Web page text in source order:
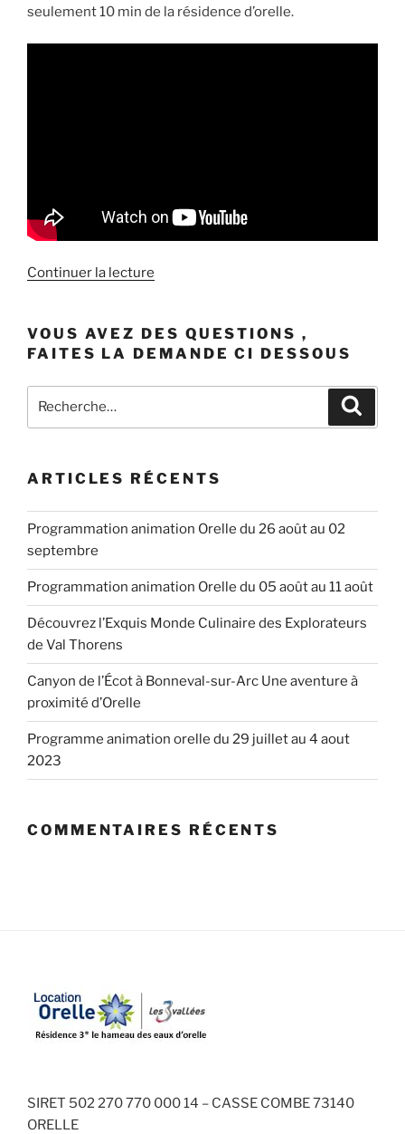
seulement 10 min de la résidence d’orelle.
Continuer la lecture
Alu
à
de-
Voyage
Fascinant
dans
de
l’Aluminium! »
VOUS AVEZ DES QUESTIONS ,
FAITES LA DEMANDE CI DESSOUS
pour
ARTICLES RÉCENTS
Programmation animation Orelle du 26 août au 02
septembre
Programmation animation Orelle du 05 août au 11 août
Découvrez l’Exquis Monde Culinaire des Explorateurs
de Val Thorens
Canyon de l’Écot à Bonneval-sur-Arc Une aventure à
proximité d’Orelle
Programme animation orelle du 29 juillet au 4 aout
2023
COMMENTAIRES RÉCENTS
SIRET 502 270 770 000 14 – CASSE COMBE 73140
ORELLE